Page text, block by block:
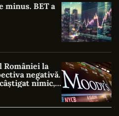
minus. BET a
României la
negativă.
nimic, a